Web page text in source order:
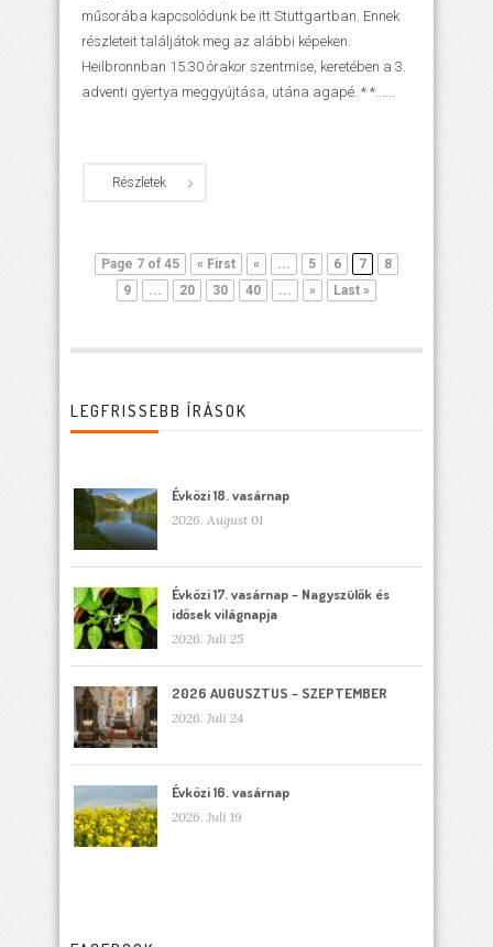
műsorába kapcsolódunk be itt Stuttgartban. Ennek
részleteit találjátok meg az alábbi képeken.
Heilbronnban 15.30 órakor szentmise, keretében a 3.
adventi gyertya meggyújtása, utána agapé. * *......
Részletek
Page 7 of 45 « First « ... 5 6 7
8
9
... 20 30 40 ... » Last »
LEGFRISSEBB ÍRÁSOK
Évközi 18. vasárnap
2026. August 01
Évközi 17. vasárnap – Nagyszülők és
idősek világnapja
2026. Juli 25
2026 AUGUSZTUS – SZEPTEMBER
2026. Juli 24
Évközi 16. vasárnap
2026. Juli 19